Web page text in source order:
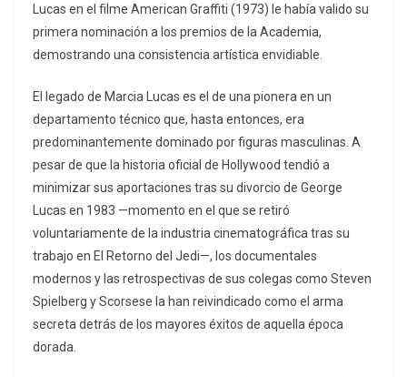
Lucas en el filme American Graffiti (1973) le había valido su
primera nominación a los premios de la Academia,
demostrando una consistencia artística envidiable.
El legado de Marcia Lucas es el de una pionera en un
departamento técnico que, hasta entonces, era
predominantemente dominado por figuras masculinas. A
pesar de que la historia oficial de Hollywood tendió a
minimizar sus aportaciones tras su divorcio de George
Lucas en 1983 —momento en el que se retiró
voluntariamente de la industria cinematográfica tras su
trabajo en El Retorno del Jedi—, los documentales
modernos y las retrospectivas de sus colegas como Steven
Spielberg y Scorsese la han reivindicado como el arma
secreta detrás de los mayores éxitos de aquella época
dorada.